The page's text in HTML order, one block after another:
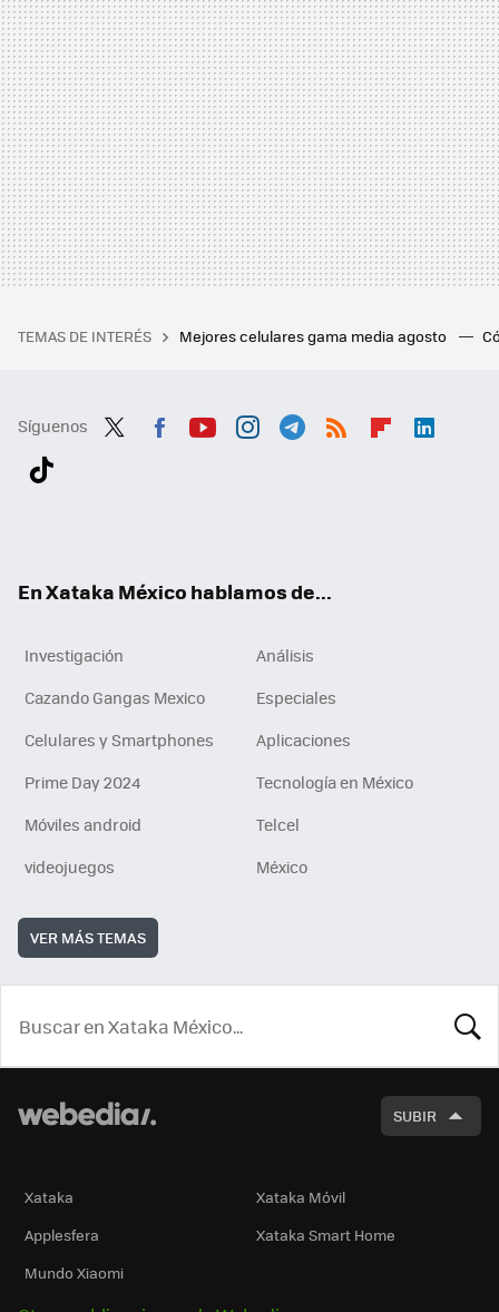
TEMAS DE INTERÉS Mejores celulares gama media agosto
Síguenos
En Xataka México hablamos de...
Investigación
Análisis
Cazando Gangas Mexico
Especiales
Celulares y Smartphones
Aplicaciones
Prime Day 2024
Tecnología en México
Móviles android
Telcel
videojuegos
México
VER MÁS TEMAS
SUBIR
Xataka
Xataka Móvil
Applesfera
Xataka Smart Home
Mundo Xiaomi